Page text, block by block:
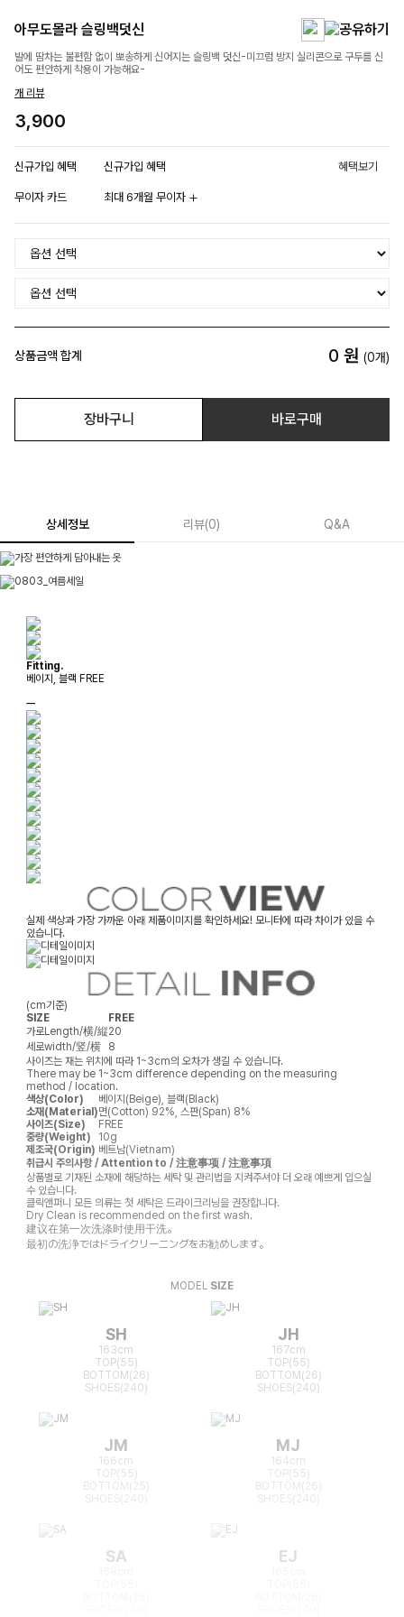
아무도몰라 슬링백덧신
발에 땀차는 불편함 없이 뽀송하게 신어지는 슬링백 덧신-미끄럼 방지 실리콘으로 구두를 신
어도 편안하게 착용이 가능해요-
개 리뷰
3,900
신규가입 혜택 신규가입 혜택 혜택보기
무이자 카드 최대 6개월 무이자
상품금액 합계 0 원 (0개)
장바구니 바로구매
상세정보 리뷰(0) Q&A
Fitting.
베이지, 블랙 FREE
ㅡ
실제 색상과 가장 가까운 아래 제품이미지를 확인하세요! 모니터에 따라 차이가 있을 수
있습니다.
(cm기준)
SIZE
FREE
가로Length/横/縦20
세로width/竖/横
8
사이즈는 재는 위치에 따라 1~3cm의 오차가 생길 수 있습니다.
There may be 1~3cm difference depending on the measuring
method / location.
색상(Color)
베이지(Beige), 블랙(Black)
소재(Material)면(Cotton) 92%, 스판(Span) 8%
사이즈(Size)
FREE
중량(Weight)
10g
제조국(Origin) 베트남(Vietnam)
취급시 주의사항 / Attention to / 注意事项 / 注意事項
상품별로 기재된 소재에 해당하는 세탁 및 관리법을 지켜주셔야 더 오래 예쁘게 입으실
수 있습니다.
클릭앤퍼니 모든 의류는 첫 세탁은 드라이크리닝을 권장합니다.
Dry Clean is recommended on the first wash.
建议在第一次洗涤时使用干洗。
最初の洗浄ではドライクリーニングをお勧めします。
MODEL SIZE
SH
163cm
TOP(55)
BOTTOM(26)
SHOES(240)
JH
167cm
TOP(55)
BOTTOM(26)
SHOES(240)
JM
166cm
TOP(55)
BOTTOM(25)
MJ
164cm
TOP(55)
BOTTOM(26)
SA EJ